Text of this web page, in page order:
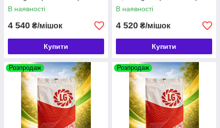
В наявності
4 540 ₴/мішок
Купити
В наявності
4 520 ₴/мішок
Купити
Розпродаж Розпродаж